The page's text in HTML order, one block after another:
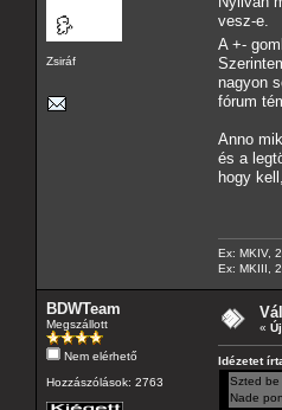
Zsiráf
vesz-e.
A +-
nagyon
fórum
Anno
és a
hogy
Ex: MKIV,
Ex: MKIII,
BDWTeam
Megszállott
Nem elérhető
Hozzászólások: 2763
«
Idézetet
Szted be
Nade